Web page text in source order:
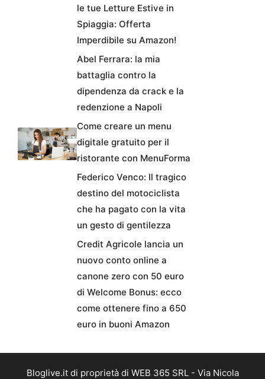
le tue Letture Estive in
Spiaggia: Offerta
Imperdibile su Amazon!
Abel Ferrara: la mia
battaglia contro la
dipendenza da crack e la
redenzione a Napoli
Come creare un menu
digitale gratuito per il
ristorante con MenuForma
Federico Venco: Il tragico
destino del motociclista
che ha pagato con la vita
un gesto di gentilezza
Credit Agricole lancia un
nuovo conto online a
canone zero con 50 euro
di Welcome Bonus: ecco
come ottenere fino a 650
euro in buoni Amazon
Bloglive.it di proprietà di WEB 365 SRL - Via Nicola